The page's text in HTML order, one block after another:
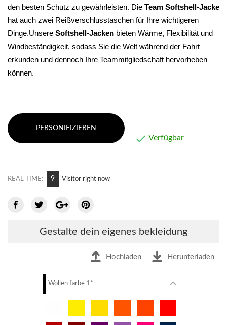
den besten Schutz zu gewährleisten. Die Team Softshell-Jacke
hat auch zwei Reißverschlusstaschen für Ihre wichtigeren
Dinge.Unsere Softshell-Jacken bieten Wärme, Flexibilität und
Windbeständigkeit, sodass Sie die Welt während der Fahrt
erkunden und dennoch Ihre Teammitgliedschaft hervorheben
können.
PERSONIFIZIEREN
 Verfügbar
REAL TIME: 6 Visitor right now
Gestalte dein eigenes bekleidung
Hochladen Herunterladen
Wollen farbe 1*